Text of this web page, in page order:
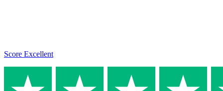
Score Excellent